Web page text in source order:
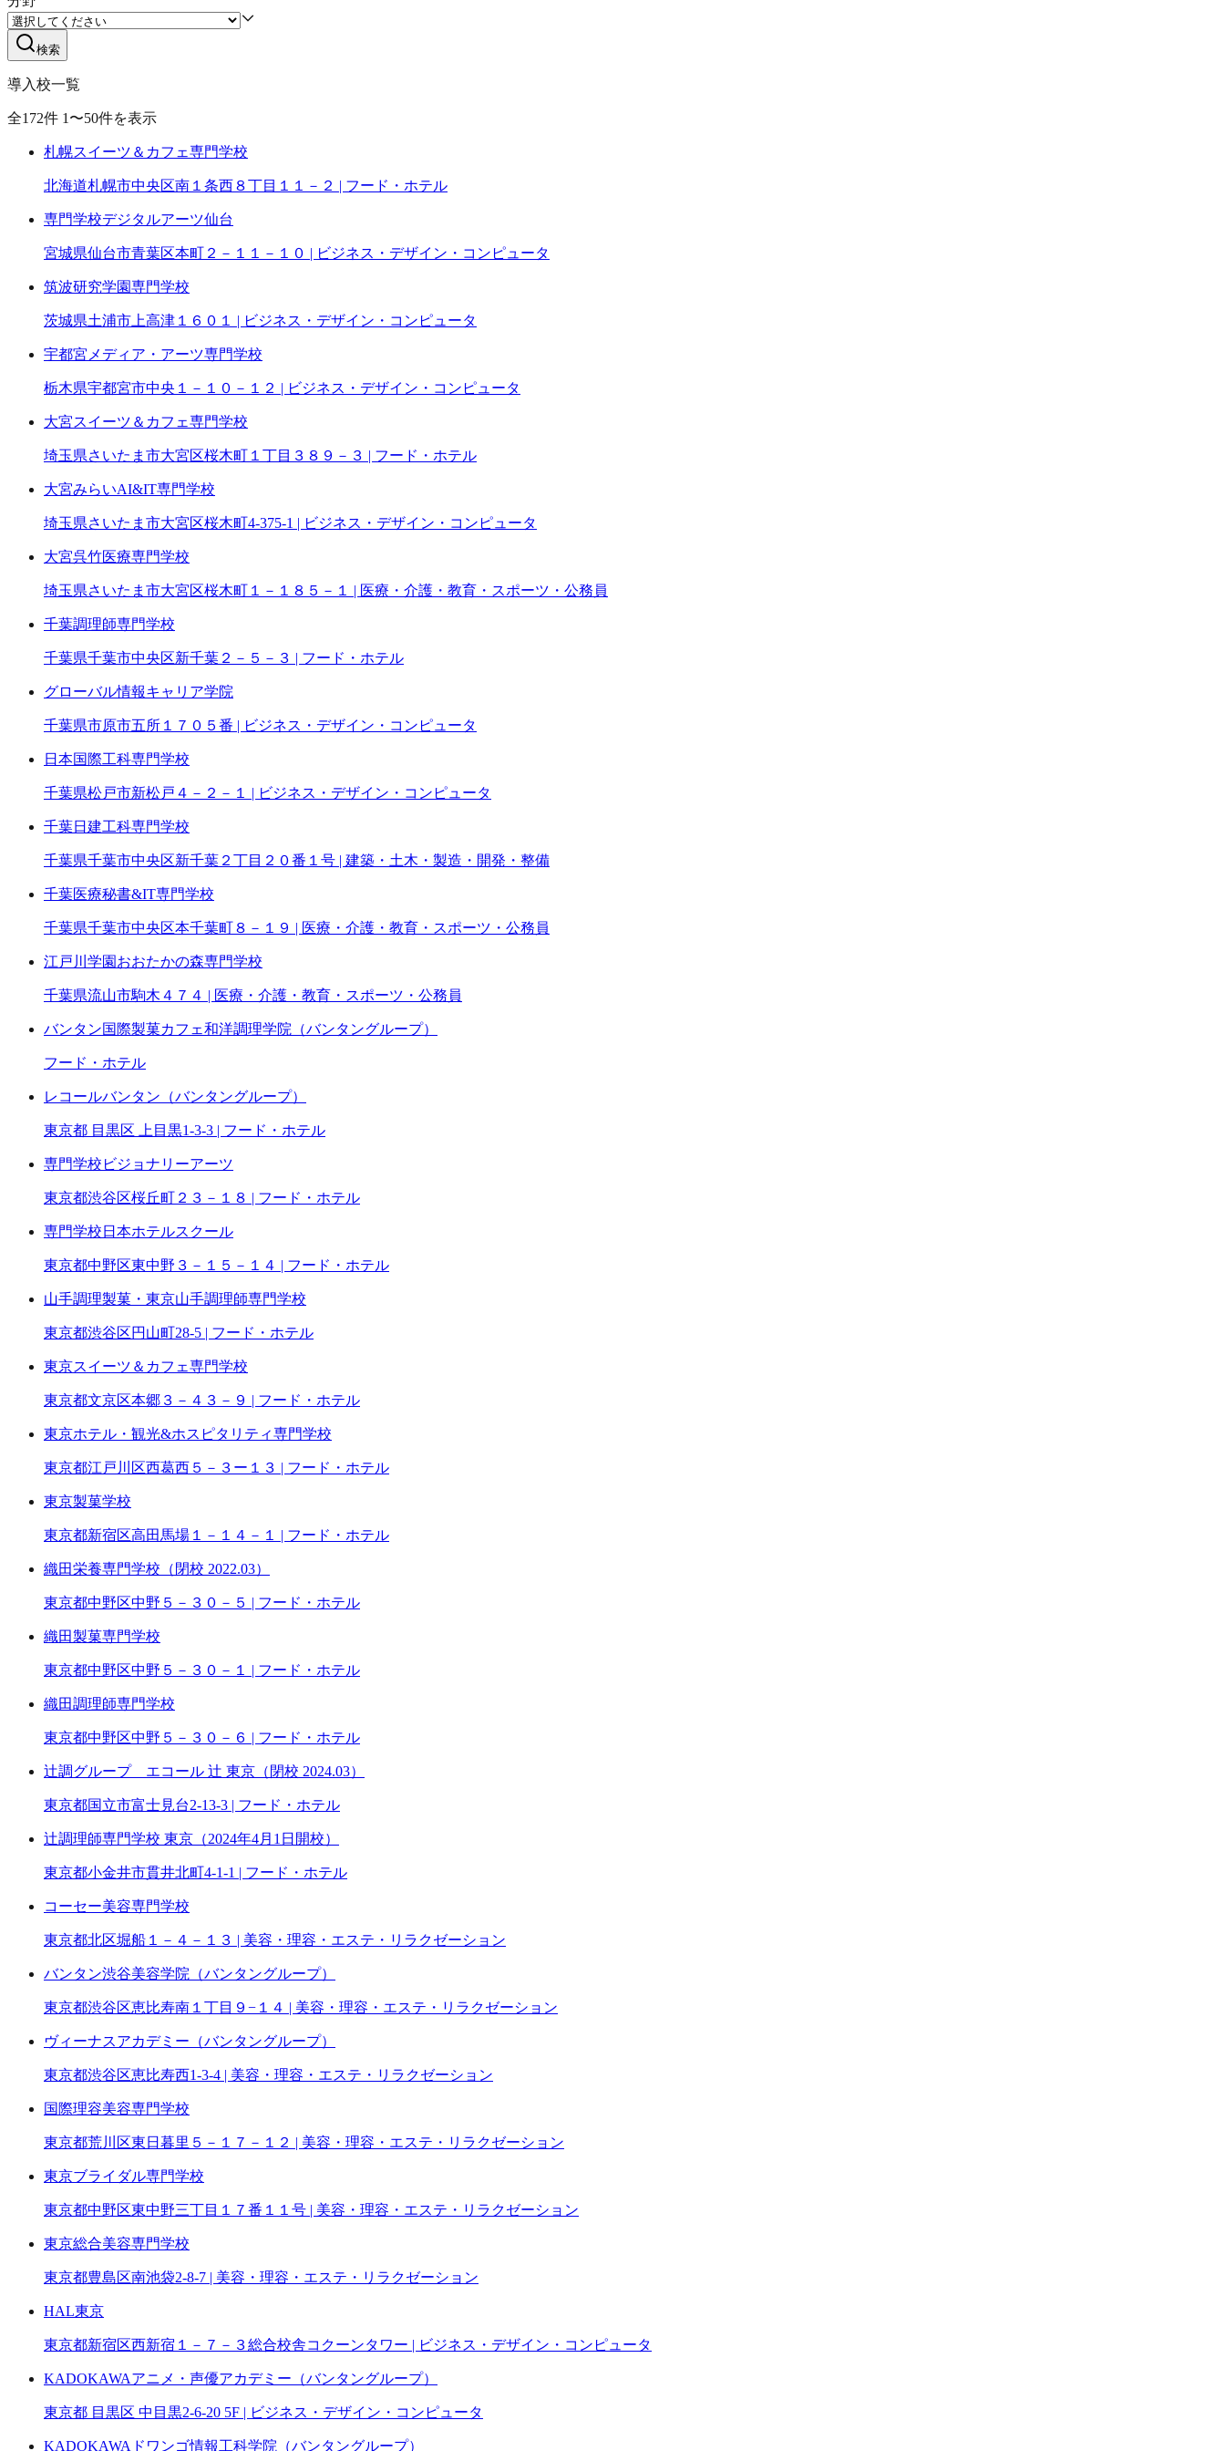
検索
導入校一覧
全172件 1 〜50件を表示
札幌スイーツ＆カフェ専門学校
北海道札幌市中央区南１条西８丁目１１－２ | フード・ホテル
専門学校デジタルアーツ仙台
宮城県仙台市青葉区本町２－１１－１０ | ビジネス・デザイン・コンピュータ
筑波研究学園専門学校
茨城県土浦市上高津１６０１ | ビジネス・デザイン・コンピュータ
宇都宮メディア・アーツ専門学校
栃木県宇都宮市中央１－１０－１２ | ビジネス・デザイン・コンピュータ
大宮スイーツ＆カフェ専門学校
埼玉県さいたま市大宮区桜木町１丁目３８９－３ | フード・ホテル
大宮みらいAI&IT専門学校
埼玉県さいたま市大宮区桜木町4-375-1 | ビジネス・デザイン・コンピュータ
大宮呉竹医療専門学校
埼玉県さいたま市大宮区桜木町１－１８５－１ | 医療・介護・教育・スポーツ・公務員
千葉調理師専門学校
千葉県千葉市中央区新千葉２－５－３ | フード・ホテル
グローバル情報キャリア学院
千葉県市原市五所１７０５番 | ビジネス・デザイン・コンピュータ
日本国際工科専門学校
千葉県松戸市新松戸４－２－１ | ビジネス・デザイン・コンピュータ
千葉日建工科専門学校
千葉県千葉市中央区新千葉２丁目２０番１号 | 建築・土木・製造・開発・整備
千葉医療秘書&IT専門学校
千葉県千葉市中央区本千葉町８－１９ | 医療・介護・教育・スポーツ・公務員
江戸川学園おおたかの森専門学校
千葉県流山市駒木４７４ | 医療・介護・教育・スポーツ・公務員
バンタン国際製菓カフェ和洋調理学院（バンタングループ）
フード・ホテル
レコールバンタン（バンタングループ）
東京都 目黒区 上目黒1-3-3 | フード・ホテル
専門学校ビジョナリーアーツ
東京都渋谷区桜丘町２３－１８ | フード・ホテル
専門学校日本ホテルスクール
東京都中野区東中野３－１５－１４ | フード・ホテル
山手調理製菓・東京山手調理師専門学校
東京都渋谷区円山町28-5 | フード・ホテル
東京スイーツ＆カフェ専門学校
東京都文京区本郷３－４３－９ | フード・ホテル
東京ホテル・観光&ホスピタリティ専門学校
東京都江戸川区西葛西５－３ー１３ | フード・ホテル
東京製菓学校
東京都新宿区高田馬場１－１４－１ | フード・ホテル
織田栄養専門学校（閉校 2022.03）
東京都中野区中野５－３０－５ | フード・ホテル
織田製菓専門学校
東京都中野区中野５－３０－１ | フード・ホテル
織田調理師専門学校
東京都中野区中野５－３０－６ | フード・ホテル
辻調グループ エコール 辻 東京（閉校 2024.03）
東京都国立市富士見台2-13-3 | フード・ホテル
辻調理師専門学校 東京（2024年4月1日開校）
東京都小金井市貫井北町4-1-1 | フード・ホテル
コーセー美容専門学校
東京都北区堀船１－４－１３ | 美容・理容・エステ・リラクゼーション
バンタン渋谷美容学院（バンタングループ）
東京都渋谷区恵比寿南１丁目９−１４ | 美容・理容・エステ・リラクゼーション
ヴィーナスアカデミー（バンタングループ）
東京都渋谷区恵比寿西1-3-4 | 美容・理容・エステ・リラクゼーション
国際理容美容専門学校
東京都荒川区東日暮里５－１７－１２ | 美容・理容・エステ・リラクゼーション
東京ブライダル専門学校
東京都中野区東中野三丁目１７番１１号 | 美容・理容・エステ・リラクゼーション
東京総合美容専門学校
東京都豊島区南池袋2-8-7 | 美容・理容・エステ・リラクゼーション
HAL東京
東京都新宿区西新宿１－７－３総合校舎コクーンタワー | ビジネス・デザイン・コンピュータ
KADOKAWAアニメ・声優アカデミー（バンタングループ）
東京都 目黒区 中目黒2-6-20 5F | ビジネス・デザイン・コンピュータ
KADOKAWAドワンゴ情報工科学院（バンタングループ）